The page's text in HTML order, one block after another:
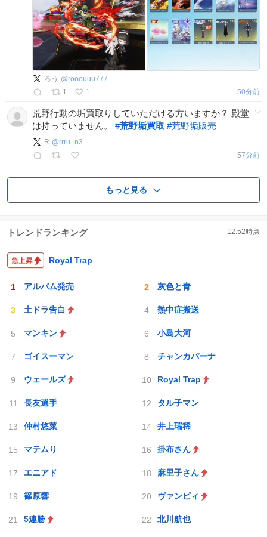
ろう @rooouuu777
1
1 50分前
荒野行動の垢買取りしていただける方いますか？ 殿堂
は持っていません。 #荒野垢買取 #荒野垢販売
R @rrru_n3
57分前
もっと見る
トレンドランキング 12:52時点
Royal Trap
アルバム発売 灰色と青
土ドラ告白 熱中症搬送
マンキン 小島大河
ゴイスーマン チャンカパーナ
ウェールズ Royal Trap
長友選手 タル子マン
仲村悠菜 井上瑞稀
マテムり 掛布さん
エニアド 麻里子さん
篠原響 ヴァンピィ
5連勝 北川航也